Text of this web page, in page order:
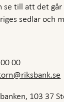
till att det går
sedlar och
00
103 37